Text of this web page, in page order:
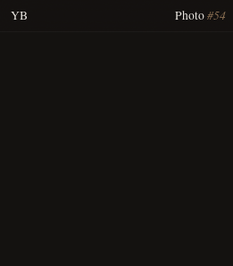
YB Photo#54